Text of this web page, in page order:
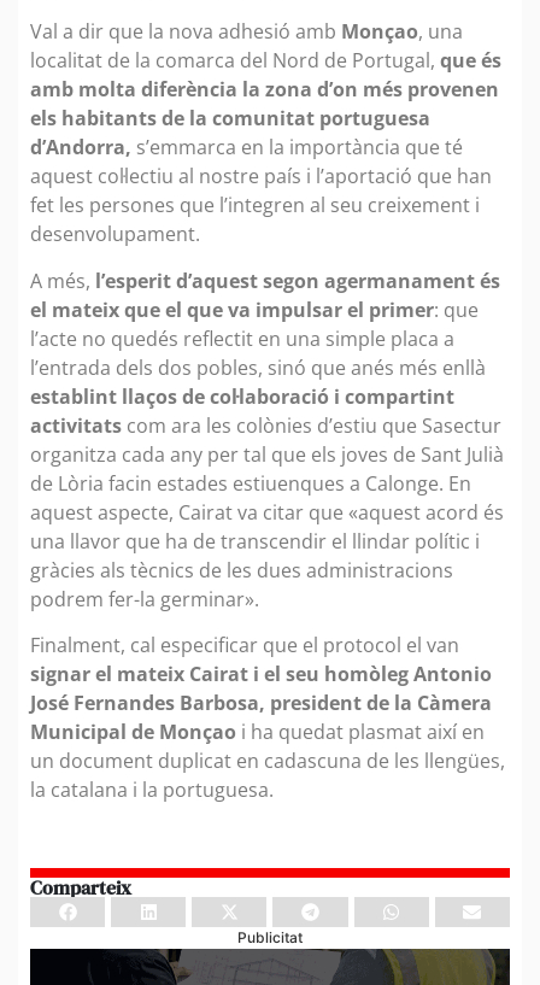
Val a dir que la nova adhesió amb Monçao, una
localitat de la comarca del Nord de Portugal, que és
amb molta diferència la zona d’on més provenen
els habitants de la comunitat portuguesa
d’Andorra, s’emmarca en la importància que té
aquest col·lectiu al nostre país i l’aportació que han
fet les persones que l’integren al seu creixement i
desenvolupament.
A més, l’esperit d’aquest segon agermanament és
el mateix que el que va impulsar el primer: que
l’acte no quedés reflectit en una simple placa a
l’entrada dels dos pobles, sinó que anés més enllà
establint llaços de col·laboració i compartint
activitats com ara les colònies d’estiu que Sasectur
organitza cada any per tal que els joves de Sant Julià
de Lòria facin estades estiuenques a Calonge. En
aquest aspecte, Cairat va citar que «aquest acord és
una llavor que ha de transcendir el llindar polític i
gràcies als tècnics de les dues administracions
podrem fer-la germinar».
Finalment, cal especificar que el protocol el van
signar el mateix Cairat i el seu homòleg Antonio
José Fernandes Barbosa, president de la Càmera
Municipal de Monçao i ha quedat plasmat així en
un document duplicat en cadascuna de les llengües,
la catalana i la portuguesa.
Comparteix
Publicitat